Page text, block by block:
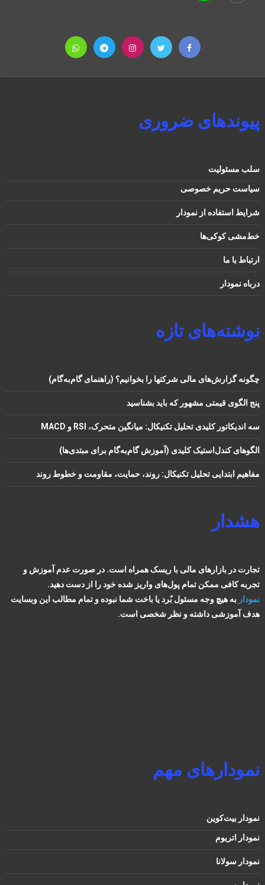
پیوندهای ضروری
سلب مسئولیت
سیاست حریم خصوصی
شرایط استفاده از نمودار
خط‌مشی کوکی‌ها
ارتباط با ما
درباه نمودار
نوشته‌های تازه
چگونه گزارش‌های مالی شرکتها را بخوانیم؟ (راهنمای گام‌به‌گام)
پنج الگوی قیمتی مشهور که باید بشناسید
سه اندیکاتور کلیدی تحلیل تکنیکال: میانگین متحرک، RSI و MACD
الگوهای کندل‌استیک کلیدی (آموزش گام‌به‌گام برای مبتدی‌ها)
مفاهیم ابتدایی تحلیل تکنیکال: روند، حمایت، مقاومت و خطوط روند
هشدار
تجارت در بازارهای مالی با ریسک همراه است. در صورت عدم آموزش و
تجربه کافی ممکن تمام پول‌های واریز شده خود را از دست دهید.
نمودار به هیچ وجه مسئول بُرد یا باخت شما نبوده و تمام مطالب این وبسایت
هدف آموزشی داشته و نظر شخصی است.
نمودارهای مهم
نمودار بیت‌کوین
نمودار اتریوم
نمودار سولانا